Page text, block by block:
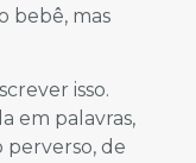
bebê, mas
isso.
em palavras,
perverso, de